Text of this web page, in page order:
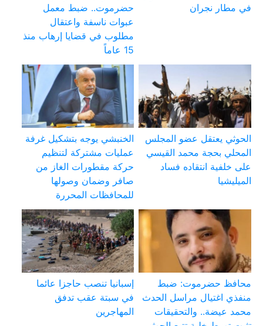
في مطار نجران
حضرموت.. ضبط معمل
عبوات ناسفة واعتقال
مطلوب في قضايا إرهاب منذ
15 عاماً
الحوثي يعتقل عضو المجلس
المحلي بحجة محمد القيسي
على خلفية انتقاده فساد
الميليشيا
الخنبشي يوجه بتشكيل غرفة
عمليات مشتركة لتنظيم
حركة مقطورات الغاز من
صافر وضمان وصولها
للمحافظات المحررة
محافظ حضرموت: ضبط
منفذي اغتيال مراسل الحدث
محمد عيضة.. والتحقيقات
إسبانيا تنصب حاجزا عائما
في سبتة عقب تدفق
المهاجرين